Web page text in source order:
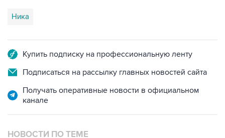
Ника
Купить подписку на профессиональную ленту
Подписаться на рассылку главных новостей сайта
Получать оперативные новости в официальном
канале
НОВОСТИ ПО ТЕМЕ